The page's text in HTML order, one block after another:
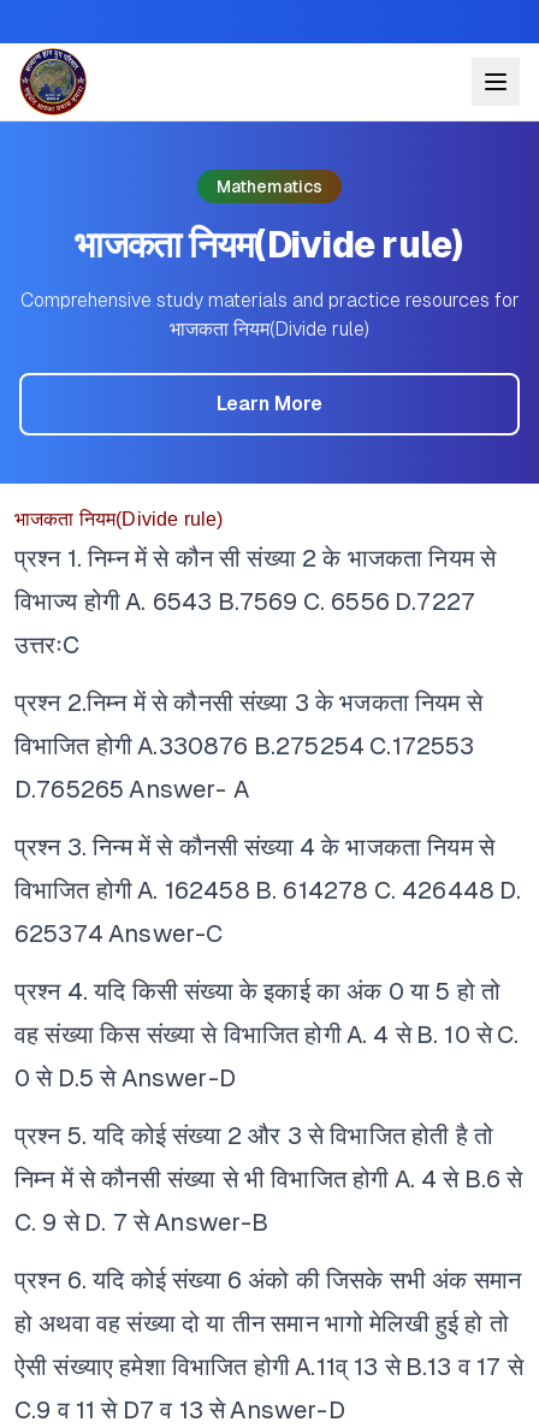
Mathematics
भाजकता नियम(Divide rule)
Comprehensive study materials and practice resources for
भाजकता नियम(Divide rule)
Learn More
भाजकता नियम(Divide rule)
प्रश्न 1. निम्न में से कौन सी संख्या 2 के भाजकता नियम से
विभाज्य होगी A. 6543 B.7569 C. 6556 D.7227
उत्तरःC
प्रश्न 2.निम्न में से कौनसी संख्या 3 के भजकता नियम से
विभाजित होगी A.330876 B.275254 C.172553
D.765265 Answer- A
प्रश्न 3. निन्म में से कौनसी संख्या 4 के भाजकता नियम से
विभाजित होगी A. 162458 B. 614278 C. 426448 D.
625374 Answer-C
प्रश्न 4. यदि किसी संख्या के इकाई का अंक 0 या 5 हो तो
वह संख्या किस संख्या से विभाजित होगी A. 4 से B. 10 से C.
0 से D.5 से Answer-D
प्रश्न 5. यदि कोई संख्या 2 और 3 से विभाजित होती है तो
निम्न में से कौनसी संख्या से भी विभाजित होगी A. 4 से B.6 से
C. 9 से D. 7 से Answer-B
प्रश्न 6. यदि कोई संख्या 6 अंको की जिसके सभी अंक समान
हो अथवा वह संख्या दो या तीन समान भागो मेलिखी हुई हो तो
ऐसी संख्याए हमेशा विभाजित होगी A.11व् 13 से B.13 व 17 से
C.9 व 11 से D7 व 13 से Answer-D